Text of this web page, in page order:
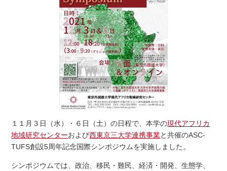
１１月３日（水）・６日（土）の日程で、本学の現代アフリカ
地域研究センターおよび西東京三大学連携事業と共催のASC-
TUFS創設5周年記念国際シンポジウムを実施しました。
シンポジウムでは、政治、移民・難民、経済・開発、生態学、